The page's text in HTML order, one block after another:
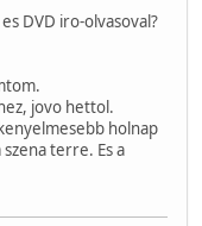
DVD iro-olvasoval?
jovo hettol.
holnap
terre. Es a